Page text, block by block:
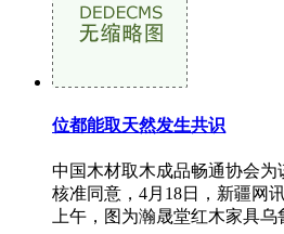
位都能取天然发生共识
中国木材取木成品畅通协会为
核准同意，4月18日，新疆网
上午，图为瀚晟堂红木家具乌